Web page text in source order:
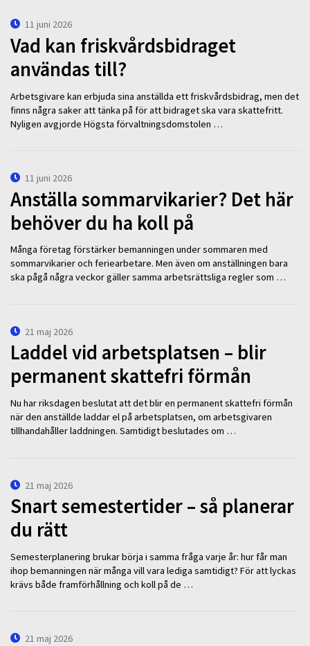
11 juni 2026
Vad kan friskvårdsbidraget
användas till?
Arbetsgivare kan erbjuda sina anställda ett friskvårdsbidrag, men det
finns några saker att tänka på för att bidraget ska vara skattefritt.
Nyligen avgjorde Högsta förvaltningsdomstolen …
11 juni 2026
Anställa sommarvikarier? Det här
behöver du ha koll på
Många företag förstärker bemanningen under sommaren med
sommarvikarier och feriearbetare. Men även om anställningen bara
ska pågå några veckor gäller samma arbetsrättsliga regler som …
21 maj 2026
Laddel vid arbetsplatsen – blir
permanent skattefri förmån
Nu har riksdagen beslutat att det blir en permanent skattefri förmån
när den anställde laddar el på arbetsplatsen, om arbetsgivaren
tillhandahåller laddningen. Samtidigt beslutades om …
21 maj 2026
Snart semestertider – så planerar
du rätt
Semesterplanering brukar börja i samma fråga varje år: hur får man
ihop bemanningen när många vill vara lediga samtidigt? För att lyckas
krävs både framförhållning och koll på de …
21 maj 2026